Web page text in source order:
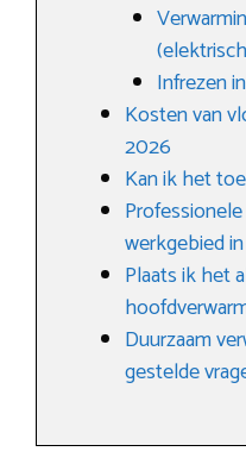
Infrezen
Kosten van
2026
Kan ik het
werkgebied
Plaats ik het
Duurzaam
gestelde